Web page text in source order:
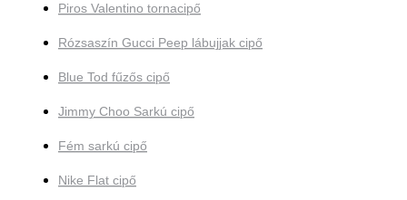
Piros Valentino tornacipő
Rózsaszín Gucci Peep lábujjak cipő
Blue Tod fűzős cipő
Jimmy Choo Sarkú cipő
Fém sarkú cipő
Nike Flat cipő